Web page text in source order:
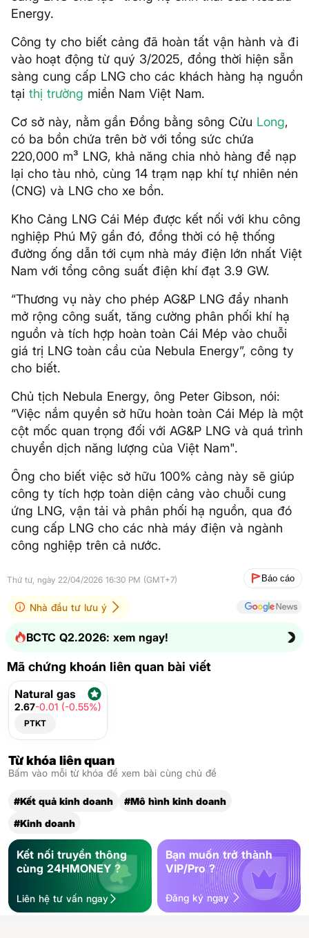
Energy.
Công ty cho biết cảng đã hoàn tất vận hành và đi
vào hoạt động từ quý 3/2025, đồng thời hiện sẵn
sàng cung cấp LNG cho các khách hàng hạ nguồn
tại thị trường miền Nam Việt Nam.
Cơ sở này, nằm gần Đồng bằng sông Cửu Long,
có ba bồn chứa trên bờ với tổng sức chứa
220,000 m³ LNG, khả năng chia nhỏ hàng để nạp
lại cho tàu nhỏ, cùng 14 trạm nạp khí tự nhiên nén
(CNG) và LNG cho xe bồn.
Kho Cảng LNG Cái Mép được kết nối với khu công
nghiệp Phú Mỹ gần đó, đồng thời có hệ thống
đường ống dẫn tới cụm nhà máy điện lớn nhất Việt
Nam với tổng công suất điện khí đạt 3.9 GW.
“Thương vụ này cho phép AG&P LNG đẩy nhanh
mở rộng công suất, tăng cường phân phối khí hạ
nguồn và tích hợp hoàn toàn Cái Mép vào chuỗi
giá trị LNG toàn cầu của Nebula Energy”, công ty
cho biết.
Chủ tịch Nebula Energy, ông Peter Gibson, nói:
“Việc nắm quyền sở hữu hoàn toàn Cái Mép là một
cột mốc quan trọng đối với AG&P LNG và quá trình
chuyển dịch năng lượng của Việt Nam".
Ông cho biết việc sở hữu 100% cảng này sẽ giúp
công ty tích hợp toàn diện cảng vào chuỗi cung
ứng LNG, vận tải và phân phối hạ nguồn, qua đó
cung cấp LNG cho các nhà máy điện và ngành
công nghiệp trên cả nước.
Thứ tư, ngày 22/04/2026 16:30 PM (GMT+7) Báo cáo
Nhà đầu tư lưu ý
BCTC Q2.2026: xem ngay!
Mã chứng khoán liên quan bài viết
Natural gas
2.67-0.01 (-0.55%)
PTKT
Từ khóa liên quan
Bấm vào mỗi từ khóa để xem bài cùng chủ đề
#Kết quả kinh doanh
#Mô hình kinh doanh
#Kinh doanh
Kết nối truyền thông
cùng 24HMONEY ?
Liên hệ tư vấn ngay
Bạn muốn trở thành
VIP/Pro ?
Đăng ký ngay